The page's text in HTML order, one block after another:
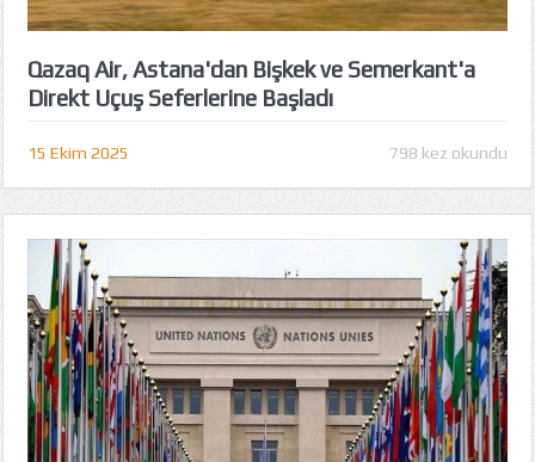
Qazaq Air, Astana'dan Bişkek ve Semerkant'a
Direkt Uçuş Seferlerine Başladı
15 Ekim 2025 798 kez okundu